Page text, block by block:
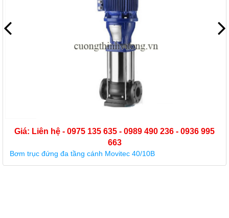
Giá: Liên hệ - 0975 135 635 - 0989 490 236 - 0936 995
663
Bơm trục đứng đa tầng cánh Movitec 40/10B